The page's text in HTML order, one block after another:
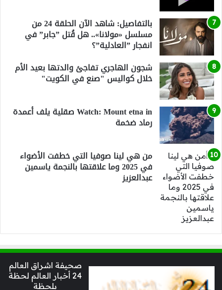
بالتفاصيل: شاهد الآن الحلقة 24 من
مسلسل «مولانا».. هل قُتل ”جابر” في
انفجار ”العادلية”؟
شجون الهاجري تفاجئ والدتها بعيد الأم
خلال كواليس "صنع في الكويت"
Watch: Mount etna in صقلية يلف أعمدة
رماد ضخمة
من هي لينا صوفيا التي خطفت الأضواء
في 2025 وما علاقتها بالنجمة ياسمين
عبدالعزيز
صحيفة اشراق العالم
24 أخبار العالم لحظة
بلحظة